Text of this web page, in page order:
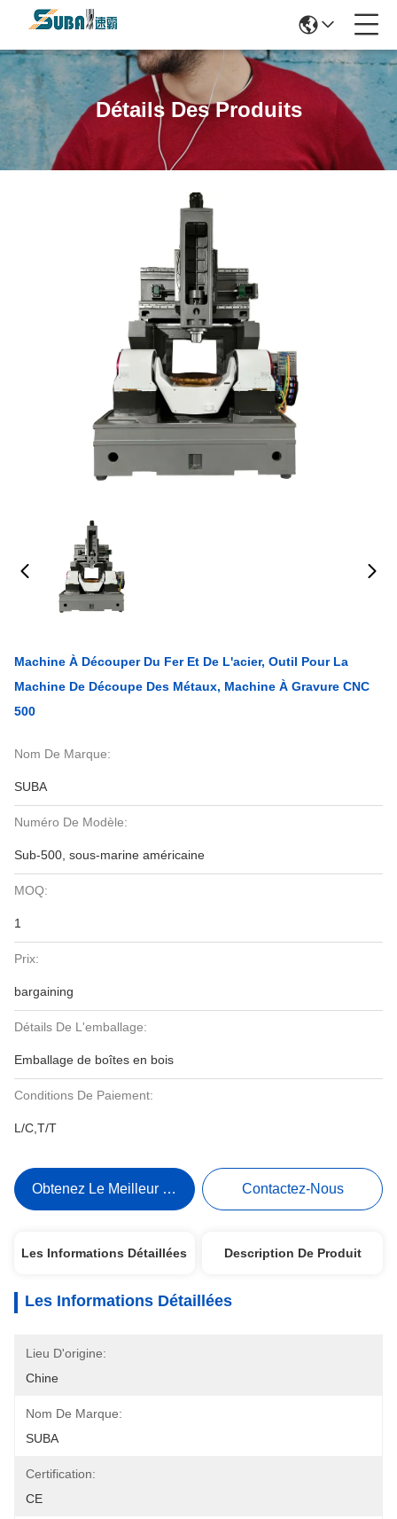
Détails Des Produits
Machine À Découper Du Fer Et De L'acier, Outil Pour La
Machine De Découpe Des Métaux, Machine À Gravure CNC
500
Nom De Marque:
SUBA
Numéro De Modèle:
Sub-500, sous-marine américaine
MOQ:
1
Prix:
bargaining
Détails De L'emballage:
Emballage de boîtes en bois
Conditions De Paiement:
L/C,T/T
Obtenez Le Meilleur Prix Contactez-Nous
Les Informations Détaillées Description De Produit
Les Informations Détaillées
Lieu D'origine:
Chine
Nom De Marque:
SUBA
Certification:
CE